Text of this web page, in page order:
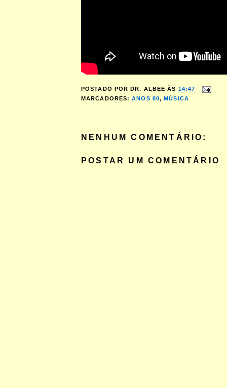
POSTADO POR DR. ALBEE ÀS 14:47
MARCADORES:ANOS 80,MÚSICA
NENHUM COMENTÁRIO:
POSTAR UM COMENTÁRIO